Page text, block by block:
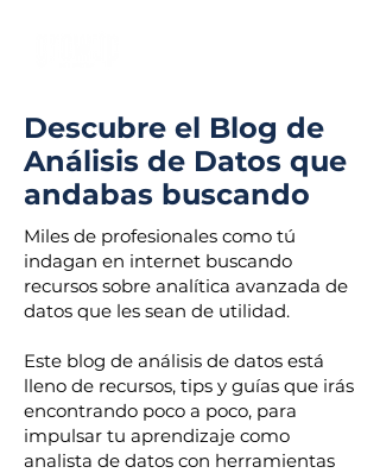
Descubre el Blog de
Análisis de Datos que
andabas buscando
Miles de profesionales como tú
indagan en internet buscando
recursos sobre analítica avanzada de
datos que les sean de utilidad.
Este blog de análisis de datos está
lleno de recursos, tips y guías que irás
encontrando poco a poco, para
impulsar tu aprendizaje como
analista de datos con herramientas